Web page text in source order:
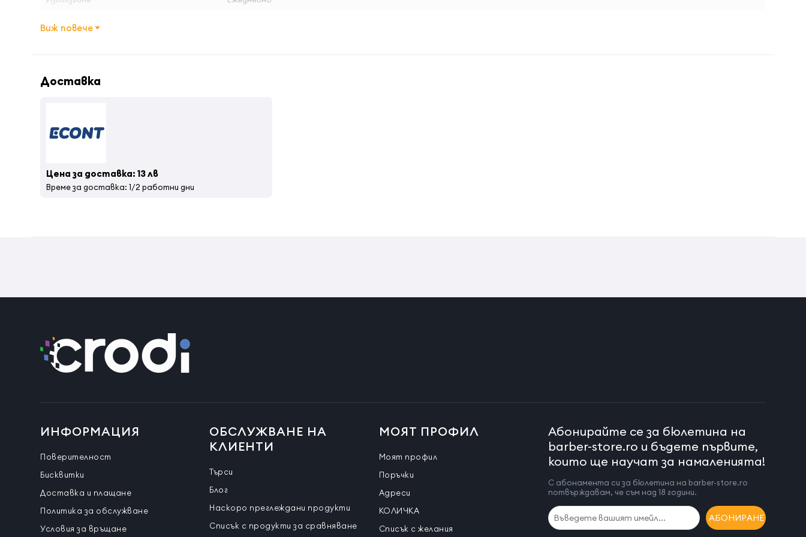
Виж повече
Доставка
Цена за доставка: 13 лв
Време за доставка: 1/2 работни дни
ИНФОРМАЦИЯ
Поверителност
Бисквитки
Доставка и плащане
Политика за обслужване
Условия за връщане
ОБСЛУЖВАНЕ НА
КЛИЕНТИ
Търси
Блог
Наскоро преглеждани продукти
Списък с продукти за сравняване
МОЯТ ПРОФИЛ
Моят профил
Поръчки
Адреси
КОЛИЧКА
Списък с желания
Абонирайте се за бюлетина на
barber-store.ro и бъдете първите,
които ще научат за намаленията!
С абонамента си за бюлетина на barber-store.ro
потвърждавам, че съм над 18 години.
АБОНИРАНЕ